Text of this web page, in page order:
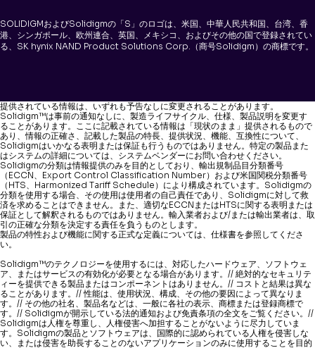
SOLIDIGMおよびSolidigmの「S」のロゴは、米国、中華人民共和国、台湾、香
港、シンガポール、欧州連合、英国、メキシコ、およびその他の国で登録されてい
る、SK hynix NAND Product Solutions Corp.（商号Solidigm）の商標です。
提供されている情報は、いずれも予告なしに変更されることがあります。
Solidigm™は事前の通知なしに、製造ライフサイクル、仕様、製品説明を変更す
ることがあります。ここに記載されている情報は「現状のまま」提供されるもので
あり、情報の正確さ、記載した製品の特長、提供状況、機能、互換性について、
Solidigmはいかなる表明または保証も行うものではありません。特定の製品また
はシステムの詳細については、システムベンダーにお問い合わせください。
Solidigmの分類は情報提供のみを目的としており、輸出規制品目分類番号
（ECCN、Export Control Classification Number）および米国関税分類番号
（HTS、Harmonized Tariff Schedule）により構成されています。Solidigmの
分類を使用する場合、その使用は使用者の自己責任であり、Solidigmに対して救
済を求めることはできません。また、適切なECCNまたはHTSに関する表明または
保証として解釈されるものではありません。輸入業者および/または輸出業者は、取
引の正確な分類を決定する責任を負うものとします。
製品の特性および機能に関する正式な定義については、仕様書を参照してくださ
い。
Solidigm™のテクノロジーを使用するには、対応したハードウェア、ソフトウェ
ア、またはサービスの有効化が必要となる場合があります。// 絶対的なセキュリテ
ィーを提供できる製品またはコンポーネントはありません。// コストと結果は異な
ることがあります。// 性能は、使用状況、構成、その他の要因によって異なりま
す。// その他の社名、製品名などは、一般に各社の表示、商標または登録商標で
す。// Solidigmが開示している法的通知および免責条項の全文をご覧ください。//
Solidigmは人権を尊重し、人権侵害へ加担することがないように尽力していま
す。Solidigmの製品とソフトウェアは、国際的に認められている人権を侵害しな
い、または侵害を助長することのないアプリケーションのみに使用することを目的